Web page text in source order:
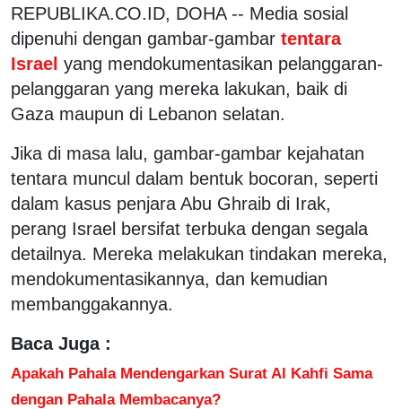
REPUBLIKA.CO.ID, DOHA -- Media sosial
dipenuhi dengan gambar-gambar tentara
Israel yang mendokumentasikan pelanggaran-
pelanggaran yang mereka lakukan, baik di
Gaza maupun di Lebanon selatan.
Jika di masa lalu, gambar-gambar kejahatan
tentara muncul dalam bentuk bocoran, seperti
dalam kasus penjara Abu Ghraib di Irak,
perang Israel bersifat terbuka dengan segala
detailnya. Mereka melakukan tindakan mereka,
mendokumentasikannya, dan kemudian
membanggakannya.
Baca Juga :
Apakah Pahala Mendengarkan Surat Al Kahfi Sama
dengan Pahala Membacanya?